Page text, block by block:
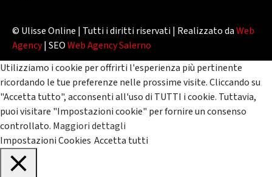
© Ulisse Online | Tutti i diritti riservati | Realizzato daWeb
Agency| SEOWeb Agency Salerno
Utilizziamo i cookie per offrirti l'esperienza più pertinente
ricordando le tue preferenze nelle prossime visite. Cliccando su
"Accetta tutto", acconsenti all'uso di TUTTI i cookie. Tuttavia,
puoi visitare "Impostazioni cookie" per fornire un consenso
controllato. Maggiori dettagli
Impostazioni Cookies Accetta tutti